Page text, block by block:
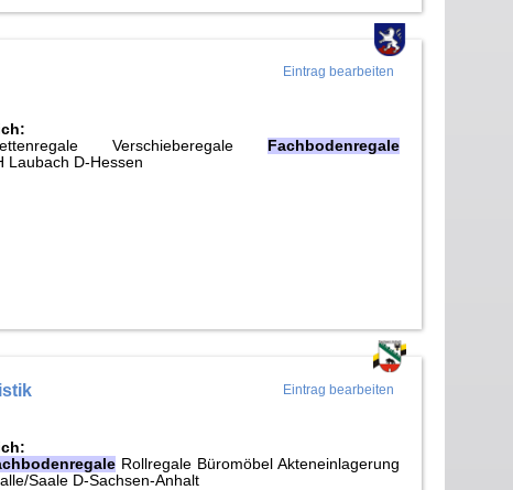
Eintrag bearbeiten
Verschieberegale
Fachbodenregale
Laubach D-Hessen
Eintrag bearbeiten
Rollregale Büromöbel Akteneinlagerung
Saale D-Sachsen-Anhalt